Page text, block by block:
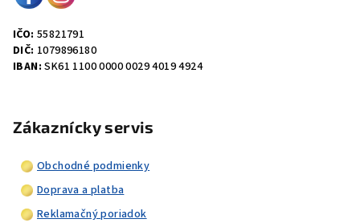
IČO: 55821791
DIČ: 1079896180
IBAN: SK61 1100 0000 0029 4019 4924
Zákaznícky servis
Obchodné podmienky
Doprava a platba
Reklamačný poriadok